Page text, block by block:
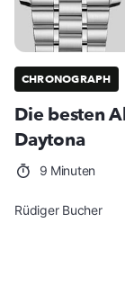
CHRONOGRAPH
Die besten
Daytona
9 Minuten
Rüdiger Bucher